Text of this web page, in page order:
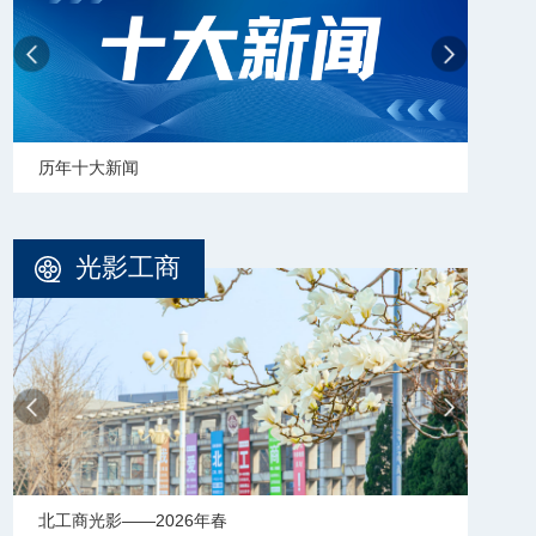
学校志愿服务冬奥会和冬残奥会专题
光影工商
北工商光影——2025年冬天